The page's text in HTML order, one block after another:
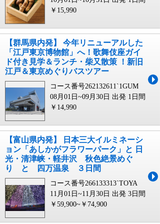
￥15,990
【群馬県内発】 今年リニューアルした
「江戸東京博物館」へ！歌舞伎座ガイ
ド付き見学＆ランチ・柴又散策 ！新旧
江戸＆東京めぐりバスツアー
コース番号262132611`1GUM
08月01日~09月30日 出発 1日間
￥14,990
【富山県内発】 日本三大イルミネーシ
ョン「あしかがフラワーパーク」と 日
光・清津峡・軽井沢 秋色絶景めぐ
り と 四万温泉 ３日間
コース番号266133313`TOYA
11月01日~11月30日 出発 3日間
￥59,900~￥74,900